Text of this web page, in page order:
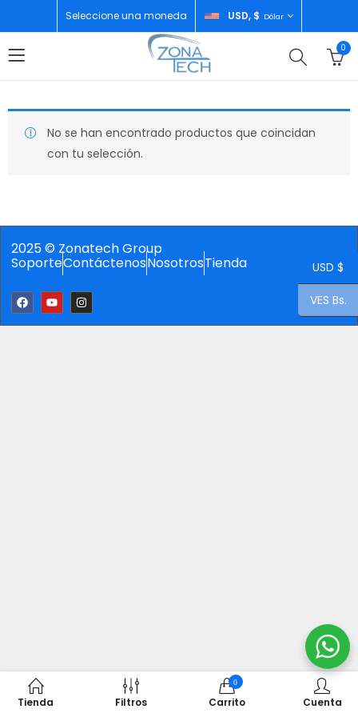
Seleccione una moneda USD, $ Dólar
0
No se han encontrado productos que coincidan
con tu selección.
2025 © Zonatech Group
SoporteContáctenosNosotrosTienda
Tienda Filtros
0
Carrito Cuenta
USD $
VES Bs.